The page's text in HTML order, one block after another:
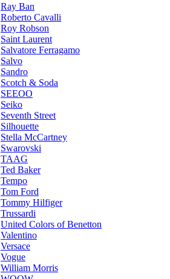
Ray Ban
Roberto Cavalli
Roy Robson
Saint Laurent
Salvatore Ferragamo
Salvo
Sandro
Scotch & Soda
SEEOO
Seiko
Seventh Street
Silhouette
Stella McCartney
Swarovski
TAAG
Ted Baker
Tempo
Tom Ford
Tommy Hilfiger
Trussardi
United Colors of Benetton
Valentino
Versace
Vogue
William Morris